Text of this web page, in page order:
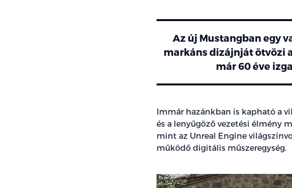
Az új Mustangban egy
markáns dizájnját ötvözi
már 60 éve
Immár hazánkban is kapható a
és a lenyűgöző vezetési élmény
mint az Unreal Engine
működő digitális műszeregység.